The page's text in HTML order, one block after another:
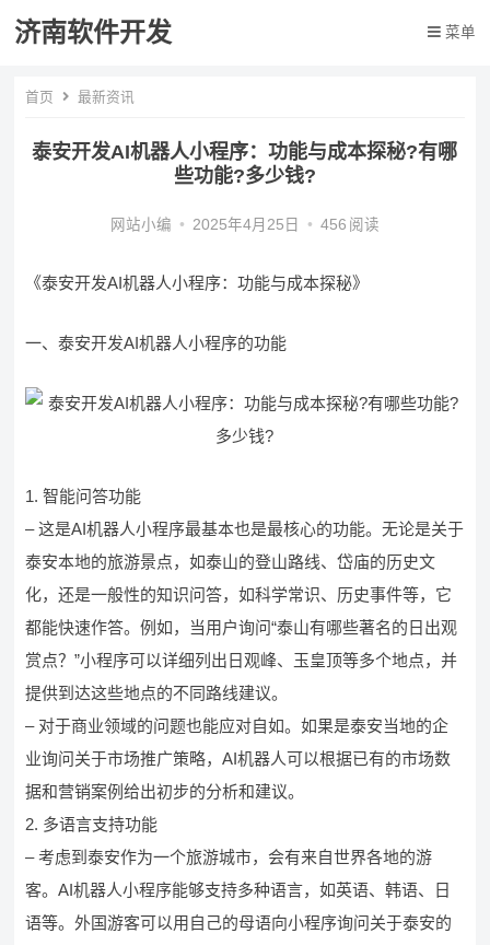
济南软件开发 菜单
首页 最新资讯
泰安开发AI机器人小程序：功能与成本探秘?有哪
些功能?多少钱?
网站小编 • 2025年4月25日 • 456 阅读
《泰安开发AI机器人小程序：功能与成本探秘》
一、泰安开发AI机器人小程序的功能
1. 智能问答功能
– 这是AI机器人小程序最基本也是最核心的功能。无论是关于
泰安本地的旅游景点，如泰山的登山路线、岱庙的历史文
化，还是一般性的知识问答，如科学常识、历史事件等，它
都能快速作答。例如，当用户询问“泰山有哪些著名的日出观
赏点？”小程序可以详细列出日观峰、玉皇顶等多个地点，并
提供到达这些地点的不同路线建议。
– 对于商业领域的问题也能应对自如。如果是泰安当地的企
业询问关于市场推广策略，AI机器人可以根据已有的市场数
据和营销案例给出初步的分析和建议。
2. 多语言支持功能
– 考虑到泰安作为一个旅游城市，会有来自世界各地的游
客。AI机器人小程序能够支持多种语言，如英语、韩语、日
语等。外国游客可以用自己的母语向小程序询问关于泰安的